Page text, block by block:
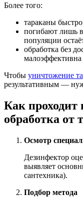
Более того:
тараканы
погибают лишь
популяции
обработка без
малоэффективна
Чтобы уничтожение
результативным —
Как проходит
обработка от
Осмотр
Дезинфектор
выявляет
сантехника).
Подбор метода